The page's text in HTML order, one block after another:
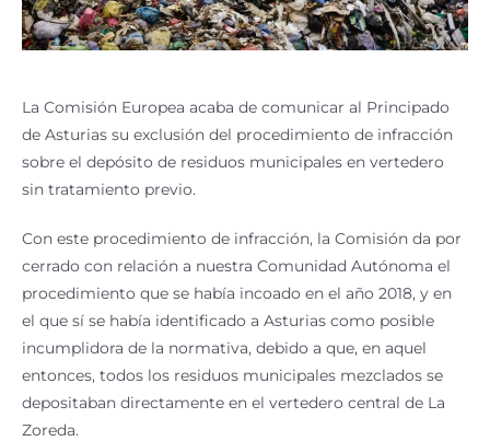
La Comisión Europea acaba de comunicar al Principado
de Asturias su exclusión del procedimiento de infracción
sobre el depósito de residuos municipales en vertedero
sin tratamiento previo.
Con este procedimiento de infracción, la Comisión da por
cerrado con relación a nuestra Comunidad Autónoma el
procedimiento que se había incoado en el año 2018, y en
el que sí se había identificado a Asturias como posible
incumplidora de la normativa, debido a que, en aquel
entonces, todos los residuos municipales mezclados se
depositaban directamente en el vertedero central de La
Zoreda.